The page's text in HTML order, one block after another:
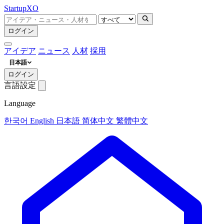
StartupXO
ログイン
アイデア ニュース 人材 採用
日本語
ログイン
言語設定
Language
한국어 English 日本語 简体中文 繁體中文